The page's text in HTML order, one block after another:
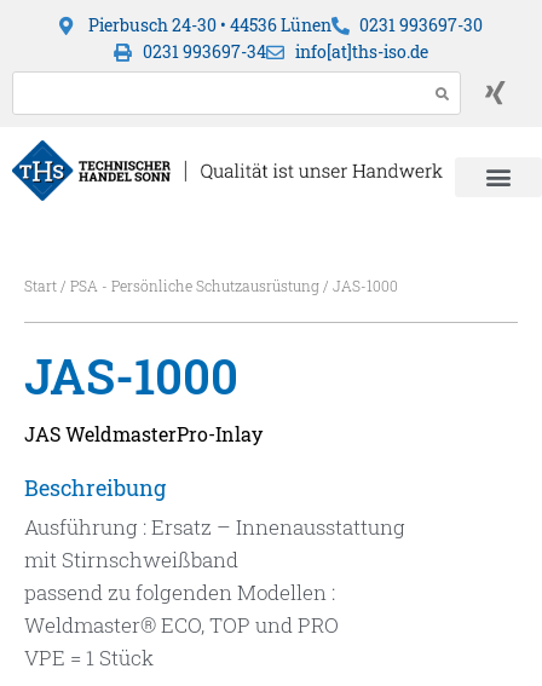
Pierbusch 24-30 • 44536 Lünen
0231 993697-30
0231 993697-34
info[at]ths-iso.de
Start/ PSA - Persönliche Schutzausrüstung/ JAS-1000
JAS-1000
JAS WeldmasterPro-Inlay
Beschreibung
Ausführung : Ersatz – Innenausstattung
mit Stirnschweißband
passend zu folgenden Modellen :
Weldmaster® ECO, TOP und PRO
VPE = 1 Stück